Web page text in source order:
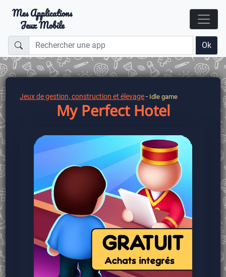
Mes Applications
Jeux Mobile
Ok
Jeux de gestion, construction et élevage- Idle game
My Perfect Hotel